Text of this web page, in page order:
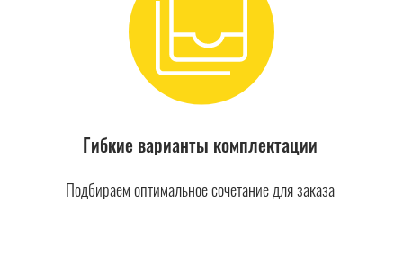
Гибкие варианты комплектации
Подбираем оптимальное сочетание для заказа